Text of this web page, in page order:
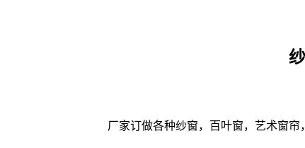
厂家订做各种纱窗，百叶窗，艺术窗